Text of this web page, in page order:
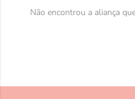
Não encontrou a aliança